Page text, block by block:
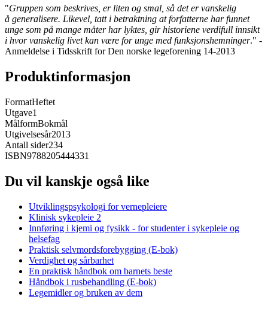
"Gruppen som beskrives, er liten og smal, så det er vanskelig
å generalisere. Likevel, tatt i betraktning at forfatterne har funnet
unge som på mange måter har lyktes, gir historiene verdifull innsikt
i hvor vanskelig livet kan være for unge med funksjonshemninger." -
Anmeldelse i Tidsskrift for Den norske legeforening 14-2013
Produktinformasjon
FormatHeftet
Utgave1
MålformBokmål
Utgivelsesår2013
Antall sider234
ISBN9788205444331
Du vil kanskje også like
Utviklingspsykologi for vernepleiere
Klinisk sykepleie 2
Innføring i kjemi og fysikk - for studenter i sykepleie og
helsefag
Praktisk selvmordsforebygging (E-bok)
Verdighet og sårbarhet
En praktisk håndbok om barnets beste
Håndbok i rusbehandling (E-bok)
Legemidler og bruken av dem